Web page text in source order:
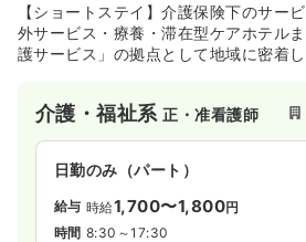
【ショートステイ】介護保険下のサー
外サービス・療養・滞在型ケアホテル
護サービス」の拠点として地域に密着
介護・福祉系正・准看護師
日勤のみ（パート）
給与 時給1,700〜1,800円
時間 8:30～17:30